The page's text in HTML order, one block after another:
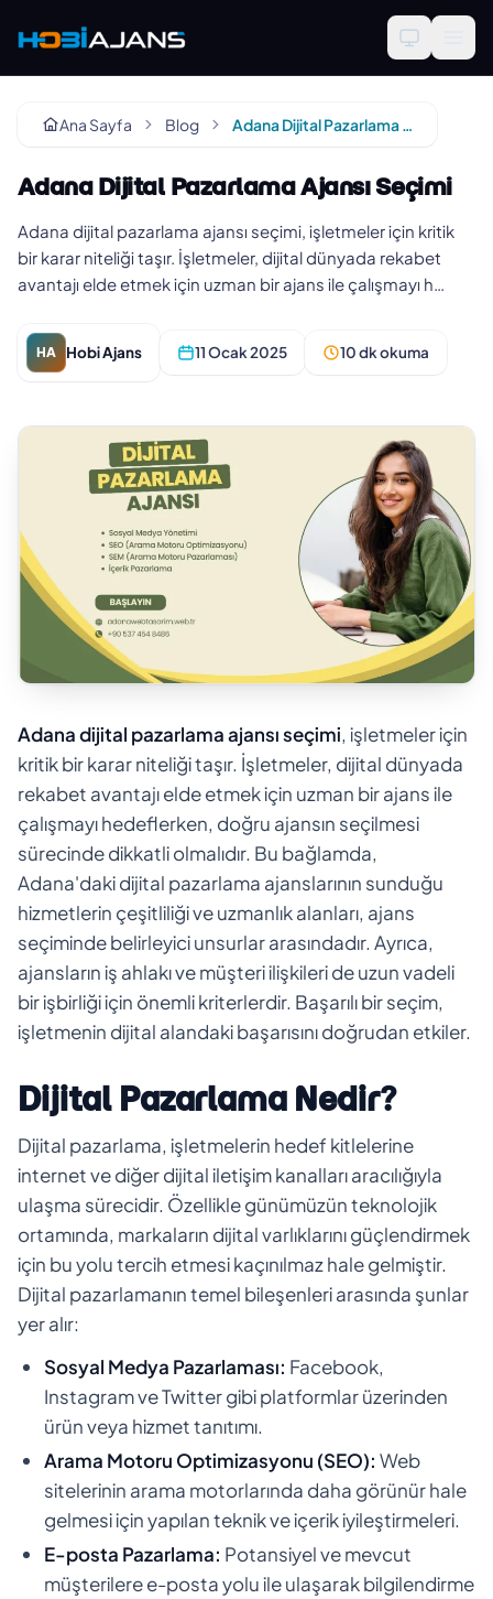
Ana Sayfa Blog Adana Dijital Pazarlama Ajansı Seçimi
Adana Dijital Pazarlama Ajansı Seçimi
Adana dijital pazarlama ajansı seçimi, işletmeler için kritik
bir karar niteliği taşır. İşletmeler, dijital dünyada rekabet
avantajı elde etmek için uzman bir ajans ile çalışmayı h…
HA Hobi Ajans 11 Ocak 2025 10 dk okuma
Adana dijital pazarlama ajansı seçimi, işletmeler için
kritik bir karar niteliği taşır. İşletmeler, dijital dünyada
rekabet avantajı elde etmek için uzman bir ajans ile
çalışmayı hedeflerken, doğru ajansın seçilmesi
sürecinde dikkatli olmalıdır. Bu bağlamda,
Adana'daki dijital pazarlama ajanslarının sunduğu
hizmetlerin çeşitliliği ve uzmanlık alanları, ajans
seçiminde belirleyici unsurlar arasındadır. Ayrıca,
ajansların iş ahlakı ve müşteri ilişkileri de uzun vadeli
bir işbirliği için önemli kriterlerdir. Başarılı bir seçim,
işletmenin dijital alandaki başarısını doğrudan etkiler.
Dijital Pazarlama Nedir?
Dijital pazarlama, işletmelerin hedef kitlelerine
internet ve diğer dijital iletişim kanalları aracılığıyla
ulaşma sürecidir. Özellikle günümüzün teknolojik
ortamında, markaların dijital varlıklarını güçlendirmek
için bu yolu tercih etmesi kaçınılmaz hale gelmiştir.
Dijital pazarlamanın temel bileşenleri arasında şunlar
yer alır:
Sosyal Medya Pazarlaması: Facebook,
Instagram ve Twitter gibi platformlar üzerinden
ürün veya hizmet tanıtımı.
Arama Motoru Optimizasyonu (SEO): Web
sitelerinin arama motorlarında daha görünür hale
gelmesi için yapılan teknik ve içerik iyileştirmeleri.
E-posta Pazarlama: Potansiyel ve mevcut
müşterilere e-posta yolu ile ulaşarak bilgilendirme